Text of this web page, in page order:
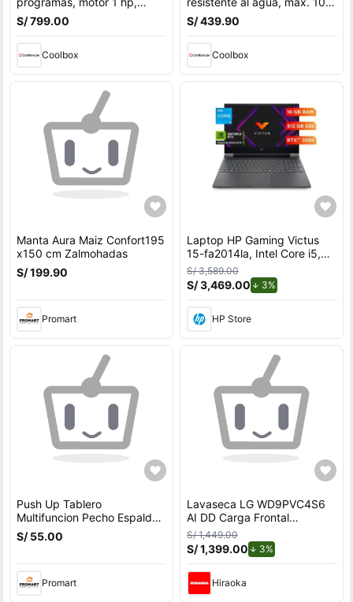
velocidad máx. 10 km, máx.
100 kg
S/ 799.00
Coolbox
días, 20 modos deportivos,
color blanco
S/ 439.90
Coolbox
Manta Aura Maiz Confort195
x150 cm Zalmohadas
S/ 199.90
Promart
Laptop HP Gaming Victus
15-fa2014la, Intel Core i5,
16 GB RAM, NVIDIA GeForce
RTX 3050, 512 GB SSD,
15.6"" FHD 144 Hz,
S/ 3,589.00
S/ 3,469.00 3%de descuento.
HP Store
Push Up Tablero
Multifuncion Pecho Espalda
Hombros Triceps
S/ 55.00
Promart
Lavaseca LG WD9PVC4S6
AI DD Carga Frontal
9kg/5kg
S/ 1,449.00
S/ 1,399.00 3%de descuento.
Hiraoka